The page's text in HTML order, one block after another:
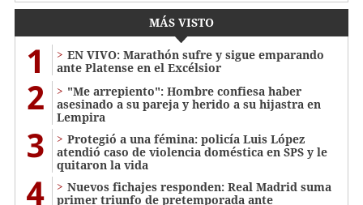
MÁS VISTO
1
EN VIVO: Marathón sufre y sigue emparando
ante Platense en el Excélsior
2
"Me arrepiento": Hombre confiesa haber
asesinado a su pareja y herido a su hijastra en
Lempira
3
Protegió a una fémina: policía Luis López
atendió caso de violencia doméstica en SPS y le
quitaron la vida
4
Nuevos fichajes responden: Real Madrid suma
primer triunfo de pretemporada ante